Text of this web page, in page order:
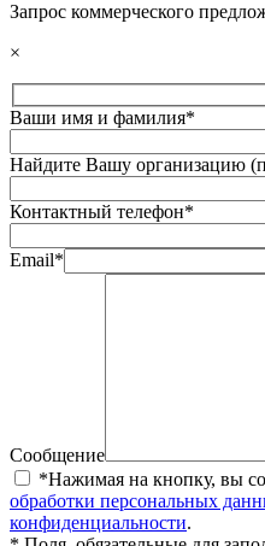
Запрос коммерческого
×
Ваши имя и фамилия*
Найдите Вашу организацию
Контактный телефон*
Email*
Сообщение
*Нажимая на кнопку, вы
обработки персональных
конфиденциальности.